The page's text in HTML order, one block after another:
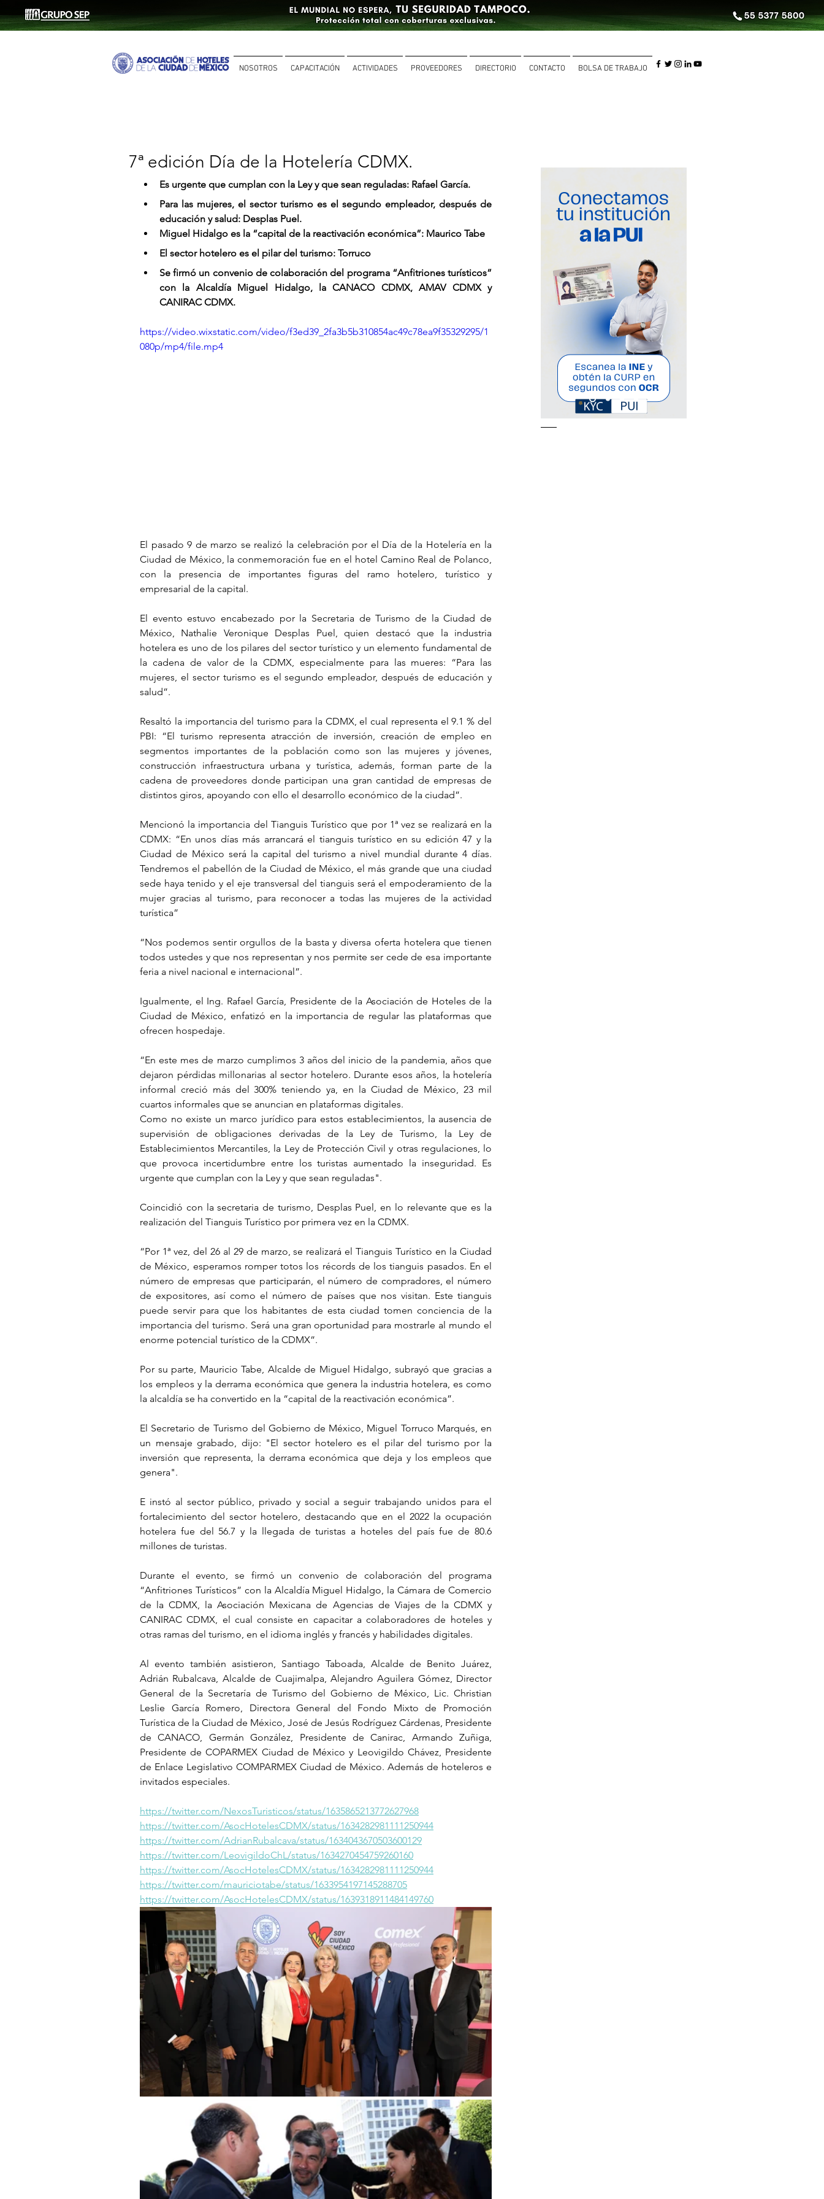
NOSOTROS CAPACITACIÓN ACTIVIDADES PROVEEDORES DIRECTORIO CONTACTO BOLSA DE TRABAJO
7ª edición Día de la Hotelería CDMX.
Es urgente que cumplan con la Ley y que sean reguladas: Rafael García.
Para las mujeres, el sector turismo es el segundo empleador, después de
educación y salud: Desplas Puel.
Miguel Hidalgo es la “capital de la reactivación económica”: Maurico Tabe
El sector hotelero es el pilar del turismo: Torruco
Se firmó un convenio de colaboración del programa “Anfitriones turísticos”
con la Alcaldía Miguel Hidalgo, la CANACO CDMX, AMAV CDMX y
CANIRAC CDMX.
https://video.wixstatic.com/video/f3ed39_2fa3b5b310854ac49c78ea9f35329295/1
080p/mp4/file.mp4
El pasado 9 de marzo se realizó la celebración por el Día de la Hotelería en la
Ciudad de México, la conmemoración fue en el hotel Camino Real de Polanco,
con la presencia de importantes figuras del ramo hotelero, turístico y
empresarial de la capital.
El evento estuvo encabezado por la Secretaria de Turismo de la Ciudad de
México, Nathalie Veronique Desplas Puel, quien destacó que la industria
hotelera es uno de los pilares del sector turístico y un elemento fundamental de
la cadena de valor de la CDMX, especialmente para las mueres: “Para las
mujeres, el sector turismo es el segundo empleador, después de educación y
salud”.
Resaltó la importancia del turismo para la CDMX, el cual representa el 9.1 % del
PBI: “El turismo representa atracción de inversión, creación de empleo en
segmentos importantes de la población como son las mujeres y jóvenes,
construcción infraestructura urbana y turística, además, forman parte de la
cadena de proveedores donde participan una gran cantidad de empresas de
distintos giros, apoyando con ello el desarrollo económico de la ciudad”.
Mencionó la importancia del Tianguis Turístico que por 1ª vez se realizará en la
CDMX: “En unos días más arrancará el tianguis turístico en su edición 47 y la
Ciudad de México será la capital del turismo a nivel mundial durante 4 días.
Tendremos el pabellón de la Ciudad de México, el más grande que una ciudad
sede haya tenido y el eje transversal del tianguis será el empoderamiento de la
mujer gracias al turismo, para reconocer a todas las mujeres de la actividad
turística”
“Nos podemos sentir orgullos de la basta y diversa oferta hotelera que tienen
todos ustedes y que nos representan y nos permite ser cede de esa importante
feria a nivel nacional e internacional”.
Igualmente, el Ing. Rafael García, Presidente de la Asociación de Hoteles de la
Ciudad de México, enfatizó en la importancia de regular las plataformas que
ofrecen hospedaje.
“En este mes de marzo cumplimos 3 años del inicio de la pandemia, años que
dejaron pérdidas millonarias al sector hotelero. Durante esos años, la hotelería
informal creció más del 300% teniendo ya, en la Ciudad de México, 23 mil
cuartos informales que se anuncian en plataformas digitales.
Como no existe un marco jurídico para estos establecimientos, la ausencia de
supervisión de obligaciones derivadas de la Ley de Turismo, la Ley de
Establecimientos Mercantiles, la Ley de Protección Civil y otras regulaciones, lo
que provoca incertidumbre entre los turistas aumentado la inseguridad. Es
urgente que cumplan con la Ley y que sean reguladas".
Coincidió con la secretaria de turismo, Desplas Puel, en lo relevante que es la
realización del Tianguis Turístico por primera vez en la CDMX.
“Por 1ª vez, del 26 al 29 de marzo, se realizará el Tianguis Turístico en la Ciudad
de México, esperamos romper totos los récords de los tianguis pasados. En el
número de empresas que participarán, el número de compradores, el número
de expositores, así como el número de países que nos visitan. Este tianguis
puede servir para que los habitantes de esta ciudad tomen conciencia de la
importancia del turismo. Será una gran oportunidad para mostrarle al mundo el
enorme potencial turístico de la CDMX”.
Por su parte, Mauricio Tabe, Alcalde de Miguel Hidalgo, subrayó que gracias a
los empleos y la derrama económica que genera la industria hotelera, es como
la alcaldía se ha convertido en la “capital de la reactivación económica”.
El Secretario de Turismo del Gobierno de México, Miguel Torruco Marqués, en
un mensaje grabado, dijo: "El sector hotelero es el pilar del turismo por la
inversión que representa, la derrama económica que deja y los empleos que
genera".
E instó al sector público, privado y social a seguir trabajando unidos para el
fortalecimiento del sector hotelero, destacando que en el 2022 la ocupación
hotelera fue del 56.7 y la llegada de turistas a hoteles del país fue de 80.6
millones de turistas.
Durante el evento, se firmó un convenio de colaboración del programa
“Anfitriones Turísticos” con la Alcaldía Miguel Hidalgo, la Cámara de Comercio
de la CDMX, la Asociación Mexicana de Agencias de Viajes de la CDMX y
CANIRAC CDMX, el cual consiste en capacitar a colaboradores de hoteles y
otras ramas del turismo, en el idioma inglés y francés y habilidades digitales.
Al evento también asistieron, Santiago Taboada, Alcalde de Benito Juárez,
Adrián Rubalcava, Alcalde de Cuajimalpa, Alejandro Aguilera Gómez, Director
General de la Secretaría de Turismo del Gobierno de México, Lic. Christian
Leslie García Romero, Directora General del Fondo Mixto de Promoción
Turística de la Ciudad de México, José de Jesús Rodríguez Cárdenas, Presidente
de CANACO, Germán González, Presidente de Canirac, Armando Zuñiga,
Presidente de COPARMEX Ciudad de México y Leovigildo Chávez, Presidente
de Enlace Legislativo COMPARMEX Ciudad de México. Además de hoteleros e
invitados especiales.
https://twitter.com/NexosTuristicos/status/1635865213772627968
https://twitter.com/AsocHotelesCDMX/status/1634282981111250944
https://twitter.com/AdrianRubalcava/status/1634043670503600129
https://twitter.com/LeovigildoChL/status/1634270454759260160
https://twitter.com/AsocHotelesCDMX/status/1634282981111250944
https://twitter.com/mauriciotabe/status/1633954197145288705
https://twitter.com/AsocHotelesCDMX/status/1639318911484149760